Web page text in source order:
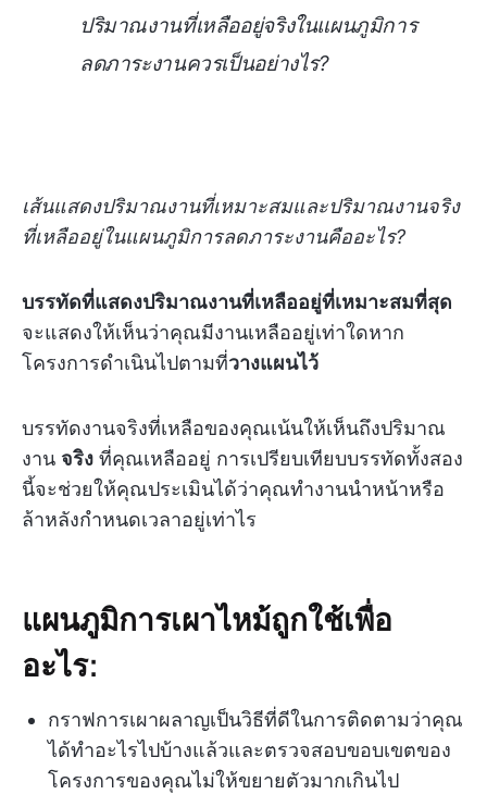
ปริมาณงานที่เหลืออยู่จริงในแผนภูมิการ
ลดภาระงานควรเป็นอย่างไร?
เส้นแสดงปริมาณงานที่เหมาะสมและปริมาณงานจริง
ที่เหลืออยู่ในแผนภูมิการลดภาระงานคืออะไร?
บรรทัดที่แสดงปริมาณงานที่เหลืออยู่ที่เหมาะสมที่สุด
จะแสดงให้เห็นว่าคุณมีงานเหลืออยู่เท่าใดหาก
โครงการดำเนินไปตามที่วางแผนไว้
บรรทัดงานจริงที่เหลือของคุณเน้นให้เห็นถึงปริมาณ
งาน จริง ที่คุณเหลืออยู่ การเปรียบเทียบบรรทัดทั้งสอง
นี้จะช่วยให้คุณประเมินได้ว่าคุณทำงานนำหน้าหรือ
ล้าหลังกำหนดเวลาอยู่เท่าไร
แผนภูมิการเผาไหม้ถูกใช้เพื่อ
อะไร:
กราฟการเผาผลาญเป็นวิธีที่ดีในการติดตามว่าคุณ
ได้ทำอะไรไปบ้างแล้วและตรวจสอบขอบเขตของ
โครงการของคุณไม่ให้ขยายตัวมากเกินไป